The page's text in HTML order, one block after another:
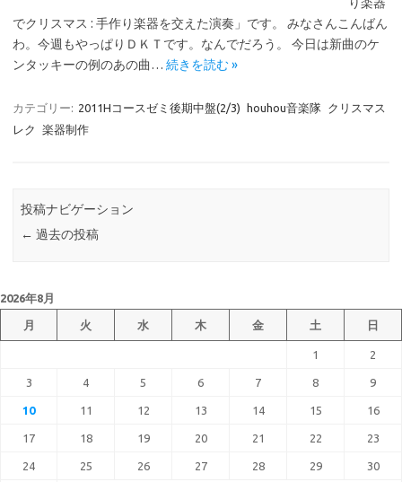
でクリスマス : 手作り楽器を交えた演奏」です。 みなさんこんばん
わ。今週もやっぱりＤＫＴです。なんでだろう。 今日は新曲のケ
ンタッキーの例のあの曲… 続きを読む »
カテゴリー: 2011Hコースゼミ後期中盤(2/3) houhou音楽隊 クリスマス
レク
楽器制作
投稿ナビゲーション
← 過去の投稿
2026年8月
月 火 水 木 金 土 日
1 2
3 4 5 6 7 8 9
10 11 12 13 14 15 16
17 18 19 20 21 22 23
24 25 26 27 28 29 30